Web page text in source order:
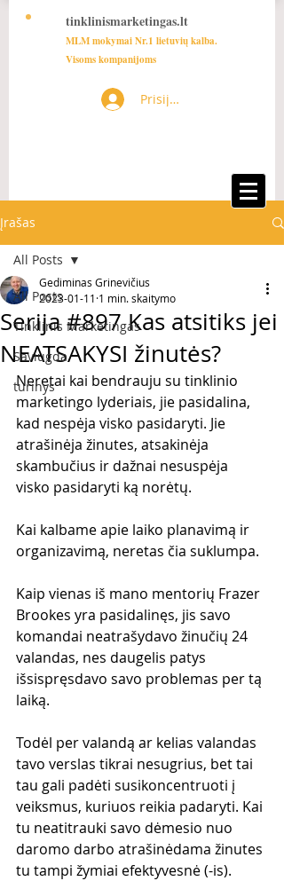
tinklinismarketingas.lt
MLM mokymai Nr.1 lietuvių kalba.
Visoms kompanijoms
Prisijungti
Įrašas
All Posts
Tinklinis Marketingas
Saviugda
turinys
All Posts
Serija #897 Kas atsitiks jei
NEATSAKYSI žinutės?
Gediminas Grinevičius
2023-01-11 1 min. skaitymo
Neretai kai bendrauju su tinklinio
marketingo lyderiais, jie pasidalina,
kad nespėja visko pasidaryti. Jie
atrašinėja žinutes, atsakinėja
skambučius ir dažnai nesuspėja
visko pasidaryti ką norėtų.
Kai kalbame apie laiko planavimą ir
organizavimą, neretas čia suklumpa.
Kaip vienas iš mano mentorių Frazer
Brookes yra pasidalinęs, jis savo
komandai neatrašydavo žinučių 24
valandas, nes daugelis patys
išsispręsdavo savo problemas per tą
laiką.
Todėl per valandą ar kelias valandas
tavo verslas tikrai nesugrius, bet tai
tau gali padėti susikoncentruoti į
veiksmus, kuriuos reikia padaryti. Kai
tu neatitrauki savo dėmesio nuo
daromo darbo atrašinėdama žinutes
tu tampi žymiai efektyvesnė (-is).